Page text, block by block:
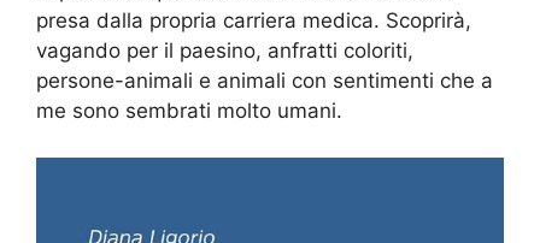
presa dalla propria carriera medica. Scoprirà,
vagando per il paesino, anfratti coloriti,
persone-animali e animali con sentimenti che a
me sono sembrati molto umani.